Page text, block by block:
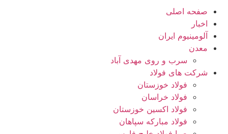
صفحه اصلی
اخبار
آلومینیوم ایران
معدن
سرب و روی مهدی آباد
شرکت های فولاد
فولاد خوزستان
فولاد خراسان
فولاد اکسین خوزستان
فولاد مبارکه سپاهان